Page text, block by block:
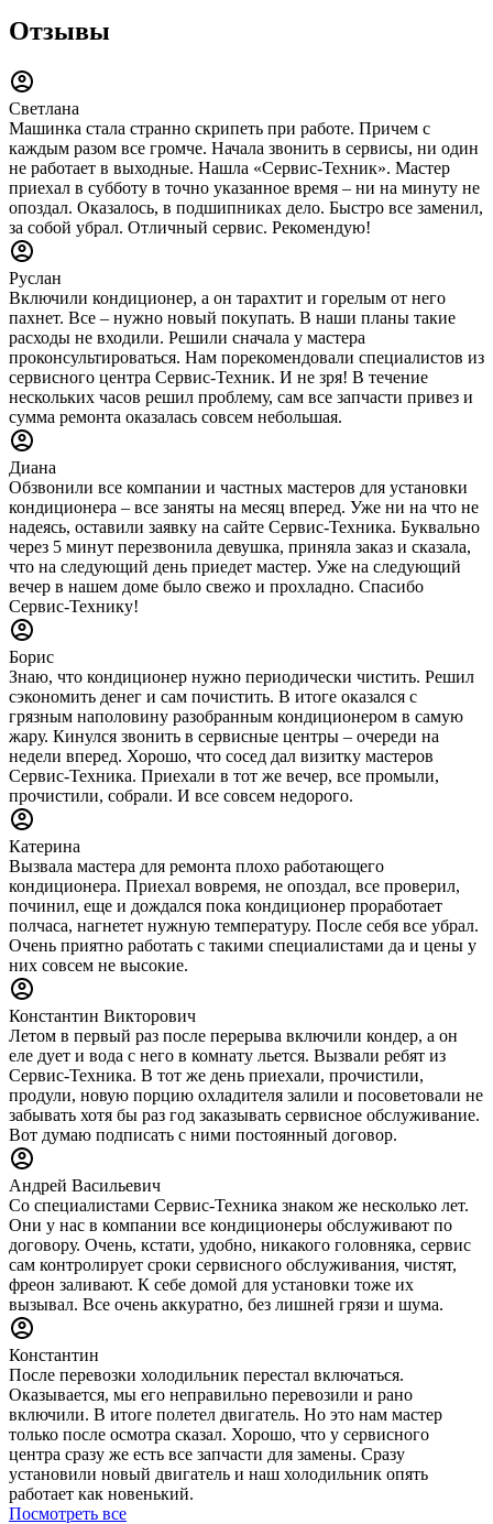
Отзывы
Светлана
Машинка стала странно скрипеть при работе. Причем с
каждым разом все громче. Начала звонить в сервисы, ни один
не работает в выходные. Нашла «Сервис-Техник». Мастер
приехал в субботу в точно указанное время – ни на минуту не
опоздал. Оказалось, в подшипниках дело. Быстро все заменил,
за собой убрал. Отличный сервис. Рекомендую!
Руслан
Включили кондиционер, а он тарахтит и горелым от него
пахнет. Все – нужно новый покупать. В наши планы такие
расходы не входили. Решили сначала у мастера
проконсультироваться. Нам порекомендовали специалистов из
сервисного центра Сервис-Техник. И не зря! В течение
нескольких часов решил проблему, сам все запчасти привез и
сумма ремонта оказалась совсем небольшая.
Диана
Обзвонили все компании и частных мастеров для установки
кондиционера – все заняты на месяц вперед. Уже ни на что не
надеясь, оставили заявку на сайте Сервис-Техника. Буквально
через 5 минут перезвонила девушка, приняла заказ и сказала,
что на следующий день приедет мастер. Уже на следующий
вечер в нашем доме было свежо и прохладно. Спасибо
Сервис-Технику!
Борис
Знаю, что кондиционер нужно периодически чистить. Решил
сэкономить денег и сам почистить. В итоге оказался с
грязным наполовину разобранным кондиционером в самую
жару. Кинулся звонить в сервисные центры – очереди на
недели вперед. Хорошо, что сосед дал визитку мастеров
Сервис-Техника. Приехали в тот же вечер, все промыли,
прочистили, собрали. И все совсем недорого.
Катерина
Вызвала мастера для ремонта плохо работающего
кондиционера. Приехал вовремя, не опоздал, все проверил,
починил, еще и дождался пока кондиционер проработает
полчаса, нагнетет нужную температуру. После себя все убрал.
Очень приятно работать с такими специалистами да и цены у
них совсем не высокие.
Константин Викторович
Летом в первый раз после перерыва включили кондер, а он
еле дует и вода с него в комнату льется. Вызвали ребят из
Сервис-Техника. В тот же день приехали, прочистили,
продули, новую порцию охладителя залили и посоветовали не
забывать хотя бы раз год заказывать сервисное обслуживание.
Вот думаю подписать с ними постоянный договор.
Андрей Васильевич
Со специалистами Сервис-Техника знаком же несколько лет.
Они у нас в компании все кондиционеры обслуживают по
договору. Очень, кстати, удобно, никакого головняка, сервис
сам контролирует сроки сервисного обслуживания, чистят,
фреон заливают. К себе домой для установки тоже их
вызывал. Все очень аккуратно, без лишней грязи и шума.
Константин
После перевозки холодильник перестал включаться.
Оказывается, мы его неправильно перевозили и рано
включили. В итоге полетел двигатель. Но это нам мастер
только после осмотра сказал. Хорошо, что у сервисного
центра сразу же есть все запчасти для замены. Сразу
установили новый двигатель и наш холодильник опять
работает как новенький.
Посмотреть все